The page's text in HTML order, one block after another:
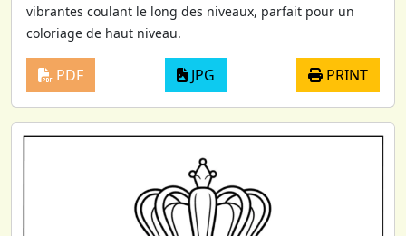
vibrantes coulant le long des niveaux, parfait pour un
coloriage de haut niveau.
PDF JPG PRINT